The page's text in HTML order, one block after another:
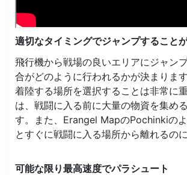
適切なタイミングでジャンプすること
飛行機から戦場の良いエリアにジャン
合がどのように行われるかが決まりま
着陸する場所を選択することは非常に
は、戦闘に入る前に大量の物資を集め
す。また、Erangel MapのPochinkiの
とすぐに戦闘に入る場所から離れるの
可能な限り最高速度でパラシュート